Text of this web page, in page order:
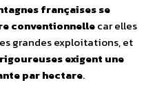
françaises se
conventionnellecar elles
grandes exploitations, et
exigent une
par hectare.